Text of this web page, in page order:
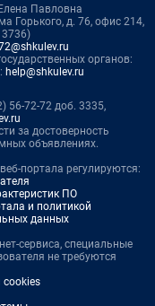
Павловна
Горького, д. 76, офис 214,
3736)
органов:
help@shkulev.ru
56-72-72 доб. 3335,
за достоверность
объявлениях.
портала регулируются:
ПО
и политикой
данных
сервиса, специальные
не требуются
cookies